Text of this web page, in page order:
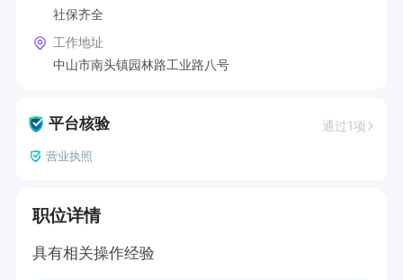
社保齐全
工作地址
中山市南头镇园林路工业路八号
平台核验 通过1项
营业执照
职位详情
具有相关操作经验